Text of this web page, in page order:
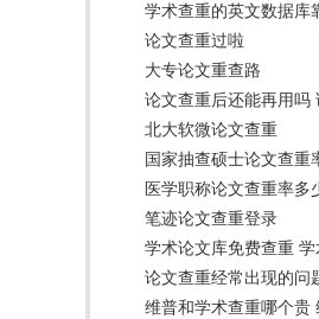
学术查重的英文数据库
论文查重过啦
大专论文重查路
论文查重后还能再用吗
北大软微论文查重
国家抽查硕士论文查重
医学职称论文查重率多
笔迹论文查重登录
学术论文库免费查重
论文查重经常出现的问
维普和学术查重哪个贵